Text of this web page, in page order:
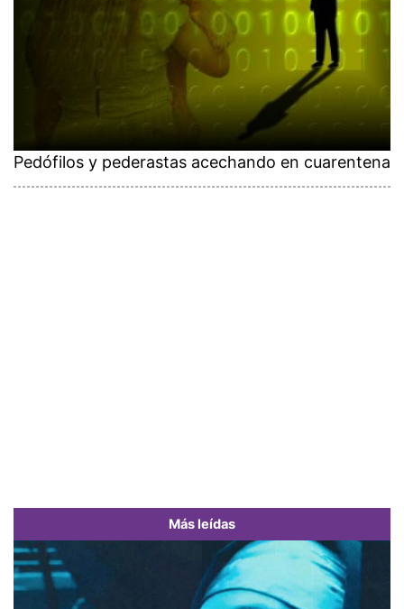
Pedófilos y pederastas acechando en cuarentena
Más leídas